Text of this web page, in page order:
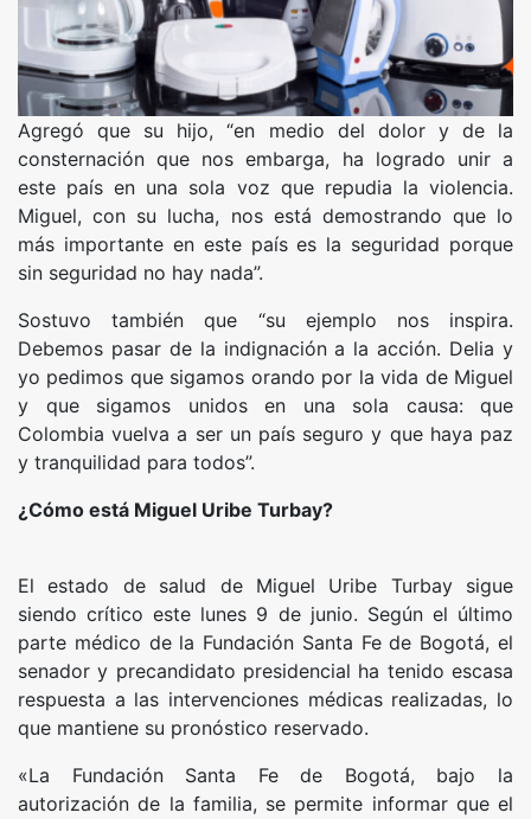
Agregó que su hijo, “en medio del dolor y de la
consternación que nos embarga, ha logrado unir a
este país en una sola voz que repudia la violencia.
Miguel, con su lucha, nos está demostrando que lo
más importante en este país es la seguridad porque
sin seguridad no hay nada”.
Sostuvo también que “su ejemplo nos inspira.
Debemos pasar de la indignación a la acción. Delia y
yo pedimos que sigamos orando por la vida de Miguel
y que sigamos unidos en una sola causa: que
Colombia vuelva a ser un país seguro y que haya paz
y tranquilidad para todos”.
¿Cómo está Miguel Uribe Turbay?
El estado de salud de Miguel Uribe Turbay sigue
siendo crítico este lunes 9 de junio. Según el último
parte médico de la Fundación Santa Fe de Bogotá, el
senador y precandidato presidencial ha tenido escasa
respuesta a las intervenciones médicas realizadas, lo
que mantiene su pronóstico reservado.
«La Fundación Santa Fe de Bogotá, bajo la
autorización de la familia, se permite informar que el